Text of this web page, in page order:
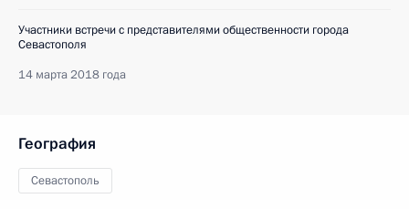
Участники встречи с представителями общественности города
Севастополя
14 марта 2018 года
География
Севастополь